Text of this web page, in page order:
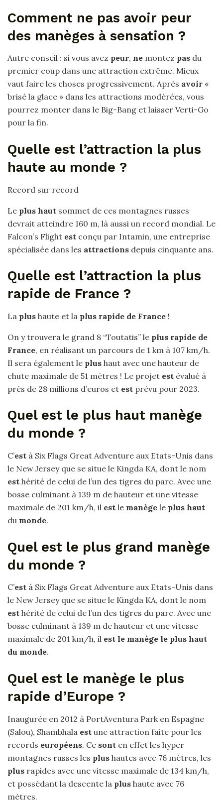
Comment ne pas avoir peur
des manèges à sensation ?
Autre conseil : si vous avez peur, ne montez pas du
premier coup dans une attraction extrême. Mieux
vaut faire les choses progressivement. Après avoir «
brisé la glace » dans les attractions modérées, vous
pourrez monter dans le Big-Bang et laisser Verti-Go
pour la fin.
Quelle est l’attraction la plus
haute au monde ?
Record sur record
Le plus haut sommet de ces montagnes russes
devrait atteindre 160 m, là aussi un record mondial. Le
Falcon’s Flight est conçu par Intamin, une entreprise
spécialisée dans les attractions depuis cinquante ans.
Quelle est l’attraction la plus
rapide de France ?
La plus haute et la plus rapide de France !
On y trouvera le grand 8 “Toutatis” le plus rapide de
France, en réalisant un parcours de 1 km à 107 km/h.
Il sera également le plus haut avec une hauteur de
chute maximale de 51 mètres ! Le projet est évalué à
près de 28 millions d’euros et est prévu pour 2023.
Quel est le plus haut manège
du monde ?
C’est à Six Flags Great Adventure aux Etats-Unis dans
le New Jersey que se situe le Kingda KA, dont le nom
est hérité de celui de l’un des tigres du parc. Avec une
bosse culminant à 139 m de hauteur et une vitesse
maximale de 201 km/h, il est le manège le plus haut
du monde.
Quel est le plus grand manège
du monde ?
C’est à Six Flags Great Adventure aux Etats-Unis dans
le New Jersey que se situe le Kingda KA, dont le nom
est hérité de celui de l’un des tigres du parc. Avec une
bosse culminant à 139 m de hauteur et une vitesse
maximale de 201 km/h, il est le manège le plus haut
du monde.
Quel est le manège le plus
rapide d’Europe ?
Inaugurée en 2012 à PortAventura Park en Espagne
(Salou), Shambhala est une attraction faite pour les
records européens. Ce sont en effet les hyper
montagnes russes les plus hautes avec 76 mètres, les
plus rapides avec une vitesse maximale de 134 km/h,
et possédant la descente la plus haute avec 76
mètres.